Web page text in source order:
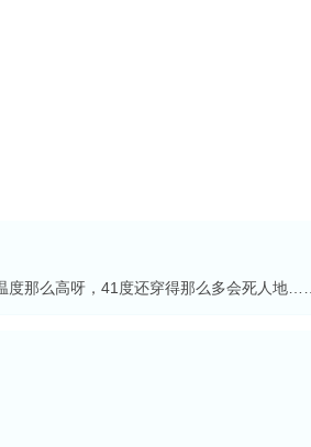
度那么高呀，41度还穿得那么多会死人地……